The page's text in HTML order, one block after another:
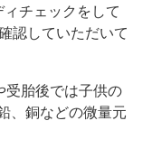
チェックをして
認していただいて
受胎後では子供の
、銅などの微量元